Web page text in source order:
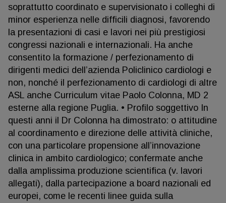
soprattutto coordinato e supervisionato i colleghi di
minor esperienza nelle difficili diagnosi, favorendo
la presentazioni di casi e lavori nei più prestigiosi
congressi nazionali e internazionali. Ha anche
consentito la formazione / perfezionamento di
dirigenti medici dell’azienda Policlinico cardiologi e
non, nonché il perfezionamento di cardiologi di altre
ASL anche Curriculum vitae Paolo Colonna, MD 2
esterne alla regione Puglia. • Profilo soggettivo In
questi anni il Dr Colonna ha dimostrato: o attitudine
al coordinamento e direzione delle attività cliniche,
con una particolare propensione all’innovazione
clinica in ambito cardiologico; confermate anche
dalla amplissima produzione scientifica (v. lavori
allegati), dalla partecipazione a board nazionali ed
europei, come le recenti linee guida sulla